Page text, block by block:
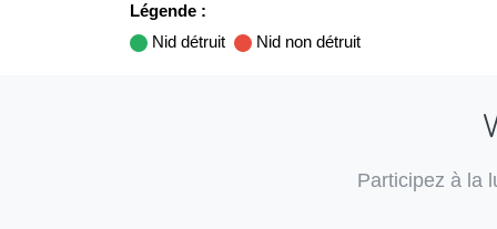
Légende :
Nid détruit
Nid non détruit
Participez à la